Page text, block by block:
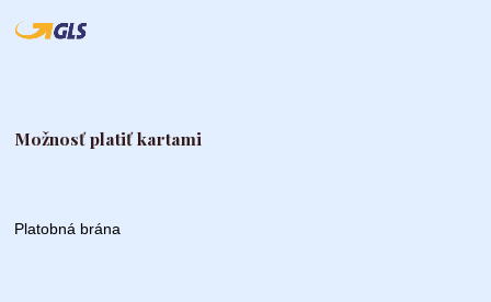
Možnosť platiť kartami
Platobná brána